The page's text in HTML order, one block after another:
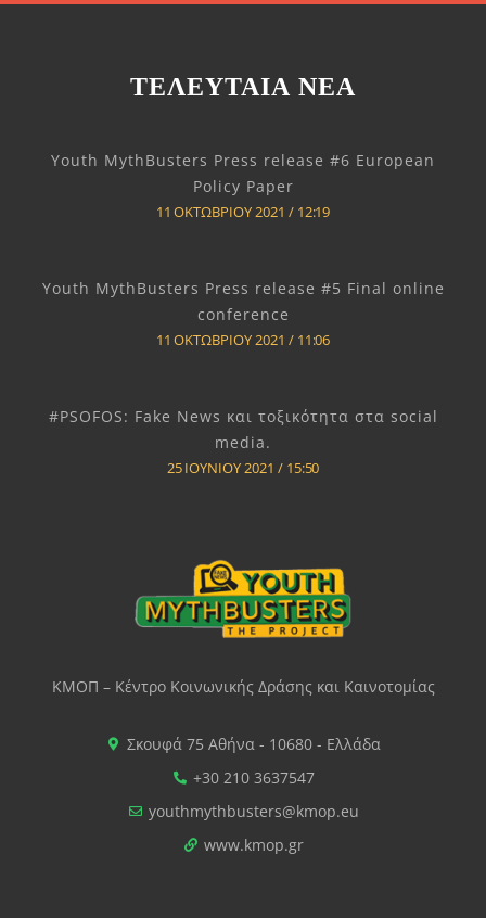
ΤΕΛΕΥΤΑΊΑ ΝΈΑ
Youth MythBusters Press release #6 European
Policy Paper
11 ΟΚΤΩΒΡΊΟΥ 2021 12:19
Youth MythBusters Press release #5 Final online
conference
11 ΟΚΤΩΒΡΊΟΥ 2021 11:06
#PSOFOS: Fake News και τοξικότητα στα social
media.
25 ΙΟΥΝΊΟΥ 2021 15:50
ΚΜΟΠ – Κέντρο Κοινωνικής Δράσης και Καινοτομίας
Σκουφά 75 Αθήνα - 10680 - Ελλάδα
+30 210 3637547
youthmythbusters@kmop.eu
www.kmop.gr